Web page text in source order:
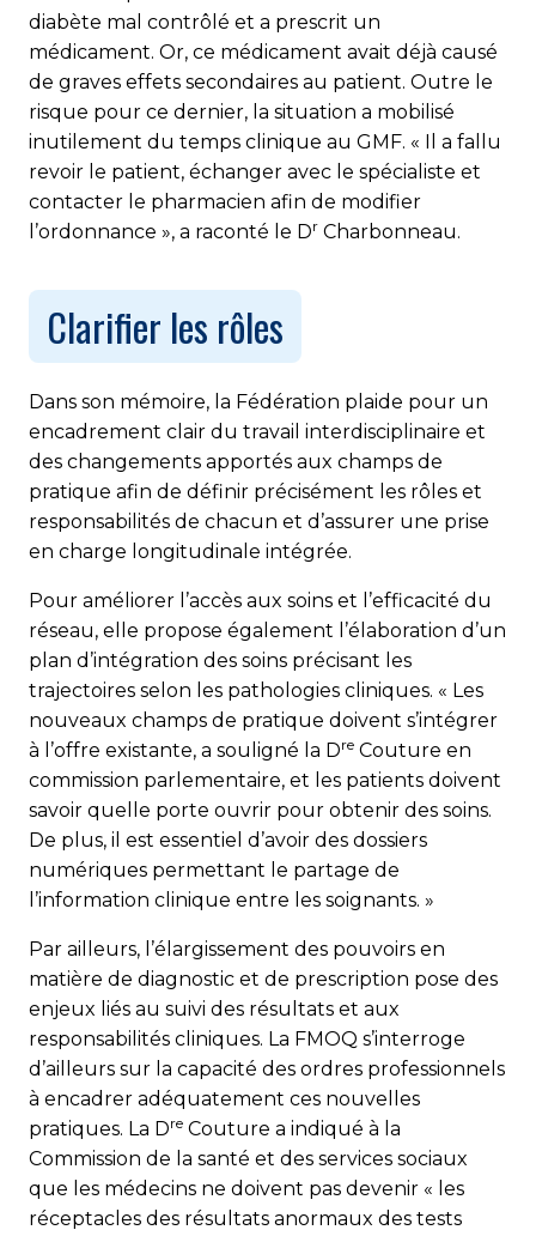
diabète mal contrôlé et a prescrit un
médicament. Or, ce médicament avait déjà causé
de graves effets secondaires au patient. Outre le
risque pour ce dernier, la situation a mobilisé
inutilement du temps clinique au GMF. « Il a fallu
revoir le patient, échanger avec le spécialiste et
contacter le pharmacien afin de modifier
l’ordonnance », a raconté le Dr Charbonneau.
Clarifier les rôles
Dans son mémoire, la Fédération plaide pour un
encadrement clair du travail interdisciplinaire et
des changements apportés aux champs de
pratique afin de définir précisément les rôles et
responsabilités de chacun et d’assurer une prise
en charge longitudinale intégrée.
Pour améliorer l’accès aux soins et l’efficacité du
réseau, elle propose également l’élaboration d’un
plan d’intégration des soins précisant les
trajectoires selon les pathologies cliniques. « Les
nouveaux champs de pratique doivent s’intégrer
à l’offre existante, a souligné la Dre Couture en
commission parlementaire, et les patients doivent
savoir quelle porte ouvrir pour obtenir des soins.
De plus, il est essentiel d’avoir des dossiers
numériques permettant le partage de
l’information clinique entre les soignants. »
Par ailleurs, l’élargissement des pouvoirs en
matière de diagnostic et de prescription pose des
enjeux liés au suivi des résul­tats et aux
responsabilités cliniques. La FMOQ s’interroge
d’ailleurs sur la capacité des ordres professionnels
à encadrer adéquatement ces nouvelles
pratiques. La Dre Couture a indiqué à la
Commission de la santé et des services sociaux
que les médecins ne doivent pas devenir « les
réceptacles des résultats anormaux des tests